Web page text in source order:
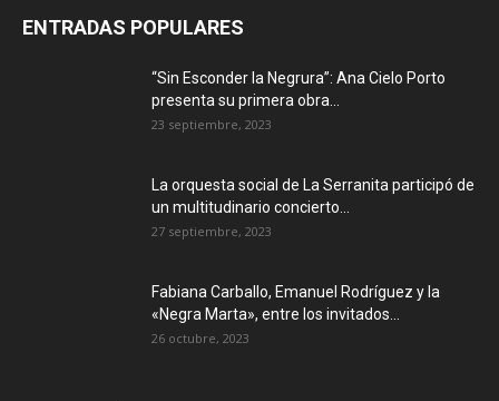
ENTRADAS POPULARES
“Sin Esconder la Negrura”: Ana Cielo Porto
presenta su primera obra...
23 septiembre, 2023
La orquesta social de La Serranita participó de
un multitudinario concierto...
27 septiembre, 2023
Fabiana Carballo, Emanuel Rodríguez y la
«Negra Marta», entre los invitados...
26 octubre, 2023